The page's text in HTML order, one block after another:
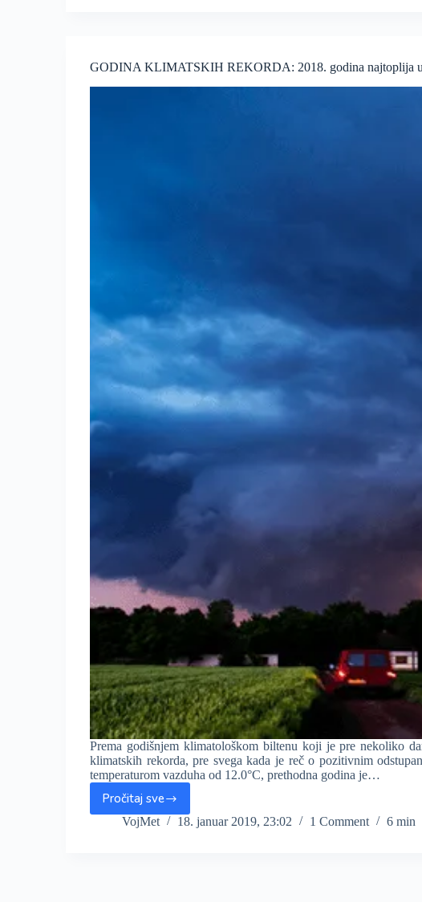
najhladniji
GODINA KLIMATSKIH REKORDA: 2018. godina najtoplija u
Prema godišnjem klimatološkom biltenu koji je pre nekoliko
klimatskih rekorda, pre svega kada je reč o pozitivnim
temperaturom vazduha od 12.0°C, prethodna godina je…
Pročitaj sve
GODINA
KLIMATSKIH
VojMet 18. januar 2019, 23:02 1 Comment 6 min